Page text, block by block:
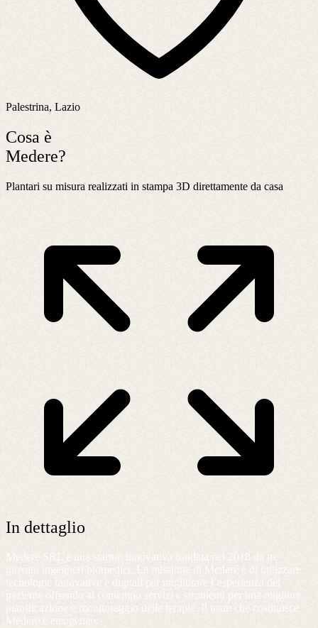
Palestrina, Lazio
Cosa è
Medere?
Plantari su misura realizzati in stampa 3D direttamente da casa
In dettaglio
Medere SRL è una startup innovativa fondata nel 2018 da tre
giovani ingegneri biomedici. La missione di Medere è di utilizzare
tecnologie innovative e digitali per migliorare l’esperienza del
paziente offrendo al contempo servizi e strumenti per una migliore
pianificazione e monitoraggio delle terapie. Il team che costituisce
Medere è eteogeneo: